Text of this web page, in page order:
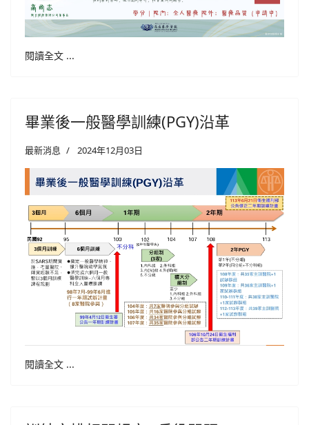
閱讀全文 ...
畢業後一般醫學訓練(PGY)沿革
最新消息 2024年12月03日
閱讀全文 ...